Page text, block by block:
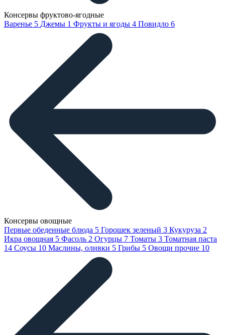
Консервы фруктово-ягодные
Варенье 5 Джемы 1 Фрукты и ягоды 4 Повидло 6
Консервы овощные
Первые обеденные блюда 5 Горошек зеленый 3 Кукуруза 2
Икра овощная 5 Фасоль 2 Огурцы 7 Томаты 3 Томатная паста
14 Соусы 10 Маслины, оливки 5 Грибы 5 Овощи прочие 10